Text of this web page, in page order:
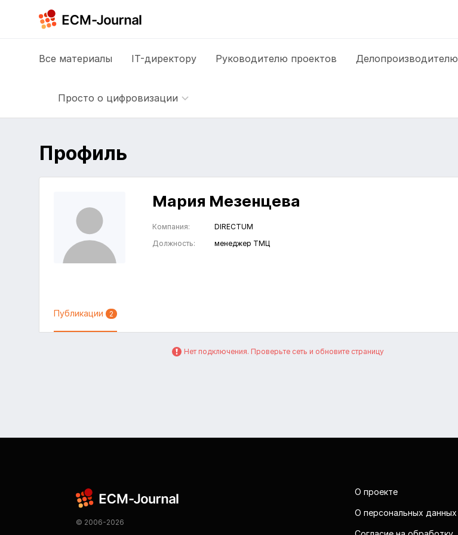
Все материалы IT-директору Руководителю проектов Делопроизводителю
Просто о цифровизации
Профиль
Мария Мезенцева
Компания:
DIRECTUM
Должность:
менеджер ТМЦ
Публикации 2
Нет подключения. Проверьте сеть и обновите страницу
© 2006-2026
О проекте
О персональных данных